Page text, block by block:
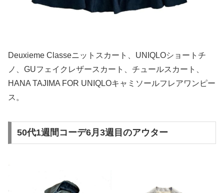
Deuxieme Classeニットスカート、UNIQLOショートチ
ノ、GUフェイクレザースカート、チュールスカート、
HANA TAJIMA FOR UNIQLOキャミソールフレアワンピー
ス。
50代1週間コーデ6月3週目のアウター